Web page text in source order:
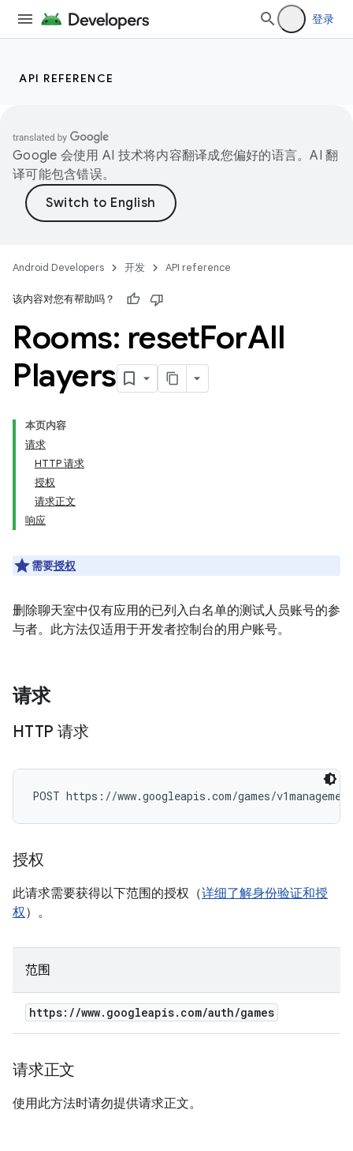
登录
API REFERENCE
Google 会使用 AI 技术将内容翻译成您偏好的语言。AI 翻
译可能包含错误。
Android Developers 开发 API reference
该内容对您有帮助吗？
Rooms: resetForAll
Players
本页内容
请求
HTTP 请求
授权
请求正文
响应
需要授权
删除聊天室中仅有应用的已列入白名单的测试人员账号的参
与者。此方法仅适用于开发者控制台的用户账号。
请求
HTTP 请求
POST https://www.googleapis.com/games/
授权
此请求需要获得以下范围的授权（详细了解身份验证和授
权）。
范围
https: //www. googleapis. com/auth/games
请求正文
使用此方法时请勿提供请求正文。